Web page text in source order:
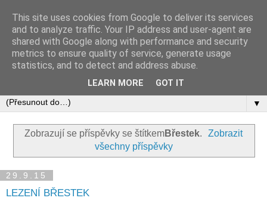
▼
Zobrazují se příspěvky se štítkemBřestek.
Zobrazit
všechny příspěvky
29.9.15
LEZENÍ BŘESTEK
This site uses cookies from Google to deliver its services
and to analyze traffic. Your IP address and user-agent are
shared with Google along with performance and security
metrics to ensure quality of service, generate usage
statistics, and to detect and address abuse.
LEARN MORE GOT IT